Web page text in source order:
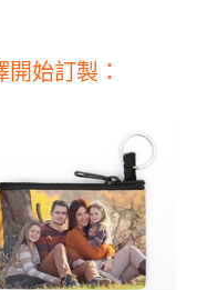
始訂製：